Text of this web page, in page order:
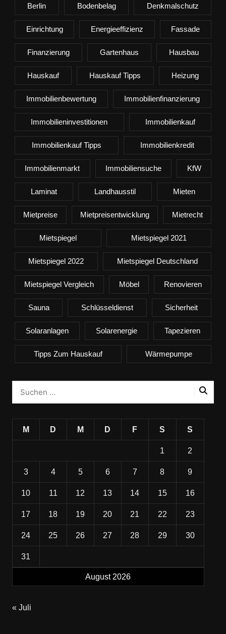
Berlin Bodenbelag Denkmalschutz
Einrichtung Energieeffizienz Fassade
Finanzierung Gartenhaus Hausbau
Hauskauf Hauskauf Tipps Heizung
Immobilienbewertung Immobilienfinanzierung
Immobilieninvestitionen Immobilienkauf
Immobilienkauf Tipps Immobilienkredit
Immobilienmarkt Immobiliensuche KfW
Laminat Landhausstil Mieten
Mietpreise Mietpreisentwicklung Mietrecht
Mietspiegel Mietspiegel 2021
Mietspiegel 2022 Mietspiegel Deutschland
Mietspiegel Vergleich Möbel Renovieren
Sauna Schlüsseldienst Sicherheit
Solaranlagen Solarenergie Tapezieren
Tipps Zum Hauskauf Wärmepumpe
August 2026
M D M D F S S
1 2
3 4 5 6 7 8 9
10 11 12 13 14 15 16
17 18 19 20 21 22 23
24 25 26 27 28 29 30
31
« Juli